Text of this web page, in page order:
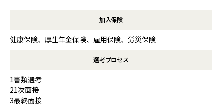
加入保険
健康保険、厚生年金保険、雇用保険、労災保険
選考プロセス
1書類選考
21次面接
3最終面接